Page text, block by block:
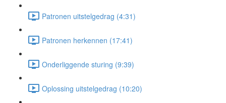
Patronen uitstelgedrag (4:31)
Patronen herkennen (17:41)
Onderliggende sturing (9:39)
Oplossing uitstelgedrag (10:20)